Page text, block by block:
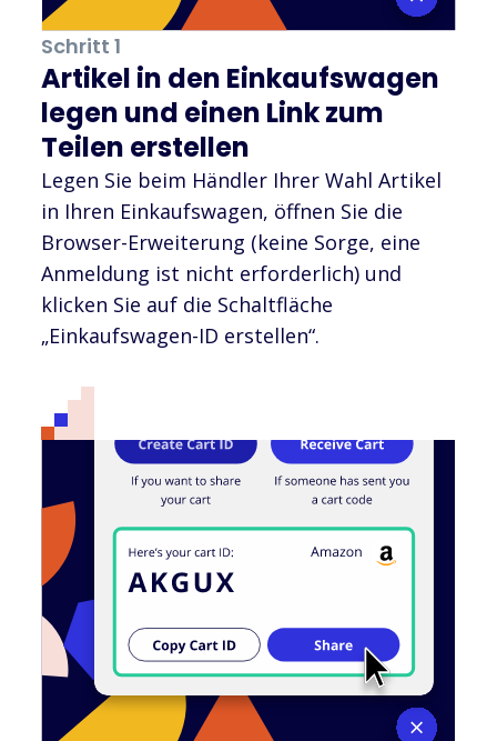
Schritt 1
Artikel in den Einkaufswagen
legen und einen Link zum
Teilen erstellen
Legen Sie beim Händler Ihrer Wahl Artikel
in Ihren Einkaufswagen, öffnen Sie die
Browser-Erweiterung (keine Sorge, eine
Anmeldung ist nicht erforderlich) und
klicken Sie auf die Schaltfläche
„Einkaufswagen-ID erstellen“.